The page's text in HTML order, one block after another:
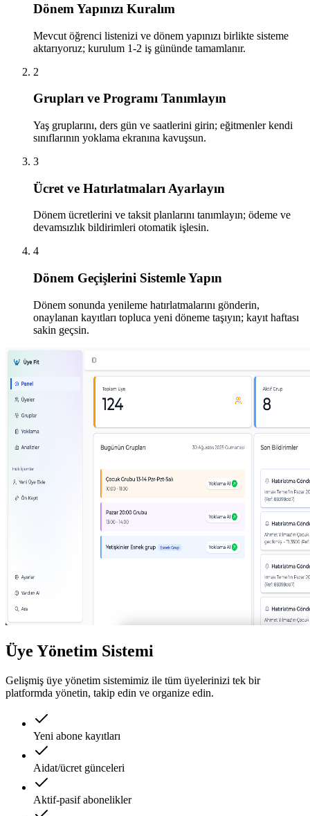
Dönem Yapınızı Kuralım
Mevcut öğrenci listenizi ve dönem yapınızı birlikte sisteme
aktarıyoruz; kurulum 1-2 iş gününde tamamlanır.
2
Grupları ve Programı Tanımlayın
Yaş gruplarını, ders gün ve saatlerini girin; eğitmenler kendi
sınıflarının yoklama ekranına kavuşsun.
3
Ücret ve Hatırlatmaları Ayarlayın
Dönem ücretlerini ve taksit planlarını tanımlayın; ödeme ve
devamsızlık bildirimleri otomatik işlesin.
4
Dönem Geçişlerini Sistemle Yapın
Dönem sonunda yenileme hatırlatmalarını gönderin,
onaylanan kayıtları topluca yeni döneme taşıyın; kayıt haftası
sakin geçsin.
Üye Yönetim Sistemi
Gelişmiş üye yönetim sistemimiz ile tüm üyelerinizi tek bir
platformda yönetin, takip edin ve organize edin.
Yeni abone kayıtları
Aidat/ücret günceleri
Aktif-pasif abonelikler